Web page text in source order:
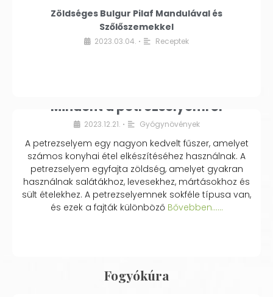
Zöldséges Bulgur Pilaf Mandulával és
Szőlőszemekkel
2023.03.04. • Receptek
Mindent a petrezselyemről
2023.12.21. • Gyógynövények
A petrezselyem egy nagyon kedvelt fűszer, amelyet
számos konyhai étel elkészítéséhez használnak. A
petrezselyem egyfajta zöldség, amelyet gyakran
használnak salátákhoz, levesekhez, mártásokhoz és
sült ételekhez. A petrezselyemnek sokféle típusa van,
és ezek a fajták különbözőBővebben...…
Fogyókúra